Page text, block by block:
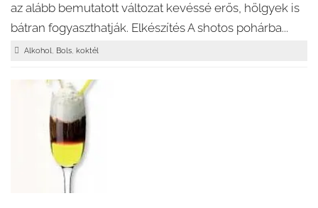
az alább bemutatott változat kevéssé erős, hölgyek is
bátran fogyaszthatják. Elkészítés A shotos pohárba...
Alkohol, Bols, koktél